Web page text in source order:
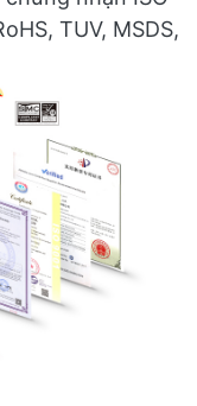
TUV, MSDS,